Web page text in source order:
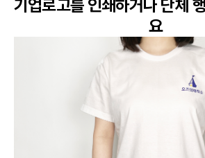
기업로고를 인쇄하거나 단체
요